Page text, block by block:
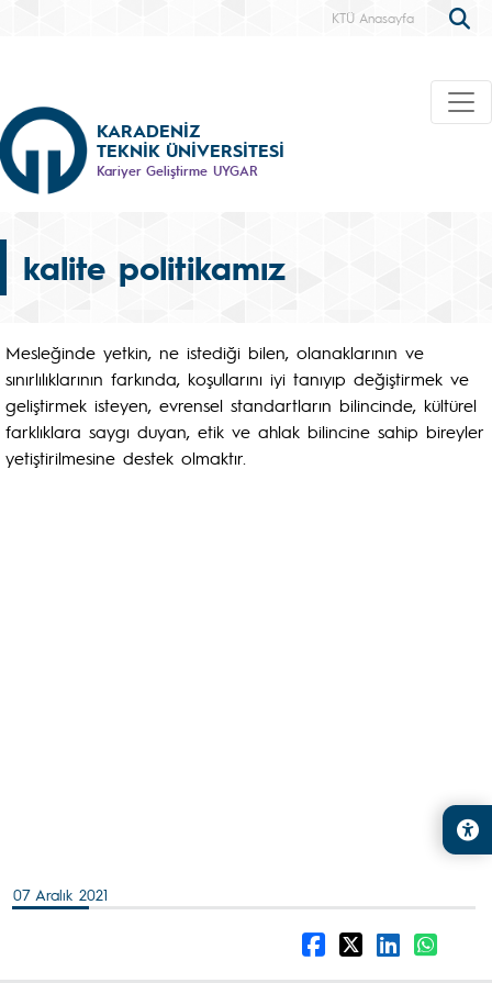
KTÜ Anasayfa
KARADENİZ
TEKNİK ÜNİVERSİTESİ
Kariyer Geliştirme UYGAR
kalite politikamız
Mesleğinde yetkin, ne istediği bilen, olanaklarının ve
sınırlılıklarının farkında, koşullarını iyi tanıyıp değiştirmek ve
geliştirmek isteyen, evrensel standartların bilincinde, kültürel
farklıklara saygı duyan, etik ve ahlak bilincine sahip bireyler
yetiştirilmesine destek olmaktır.
07 Aralık 2021